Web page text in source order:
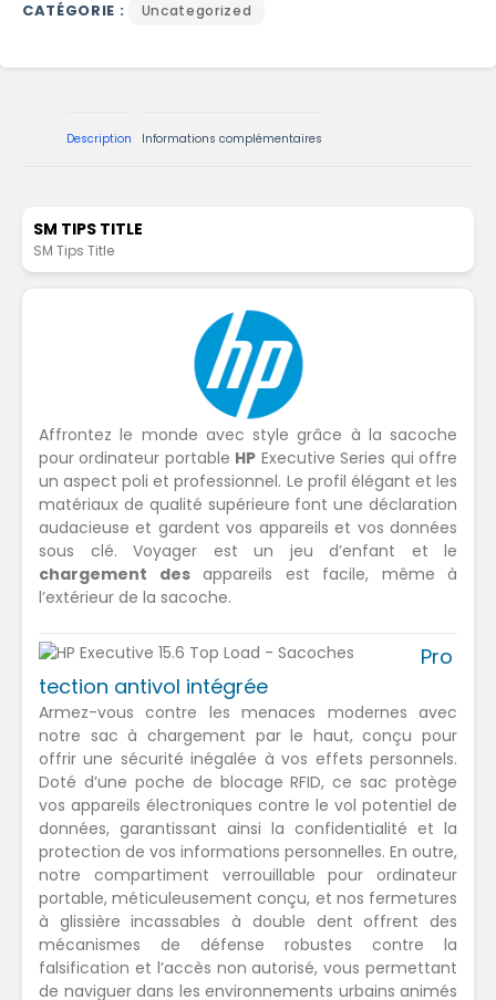
CATÉGORIE : Uncategorized
Description Informations complémentaires
SM TIPS TITLE
SM Tips Title
Affrontez le monde avec style grâce à la sacoche
pour ordinateur portable HP Executive Series qui offre
un aspect poli et professionnel. Le profil élégant et les
matériaux de qualité supérieure font une déclaration
audacieuse et gardent vos appareils et vos données
sous clé. Voyager est un jeu d’enfant et le
chargement desappareils est facile, même à
l’extérieur de la sacoche.
Pro
tection antivol intégrée
Armez-vous contre les menaces modernes avec
notre sac à chargement par le haut, conçu pour
offrir une sécurité inégalée à vos effets personnels.
Doté d’une poche de blocage RFID, ce sac protège
vos appareils électroniques contre le vol potentiel de
données, garantissant ainsi la confidentialité et la
protection de vos informations personnelles. En outre,
notre compartiment verrouillable pour ordinateur
portable, méticuleusement conçu, et nos fermetures
à glissière incassables à double dent offrent des
mécanismes de défense robustes contre la
falsification et l’accès non autorisé, vous permettant
de naviguer dans les environnements urbains animés